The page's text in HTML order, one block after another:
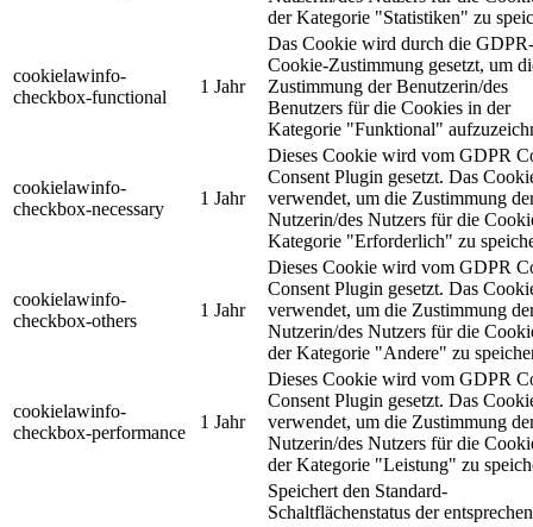
der Kategorie "Statistiken" zu
cookielawinfo-
checkbox-functional
1 Jahr
Das Cookie wird durch die GDPR-
Cookie-Zustimmung gesetzt, um
Zustimmung der Benutzerin/des
Benutzers für die Cookies in der
Kategorie "Funktional"
cookielawinfo-
checkbox-necessary
1 Jahr
Dieses Cookie wird vom GDPR
Consent Plugin gesetzt. Das
verwendet, um die Zustimmung
Nutzerin/des Nutzers für die
Kategorie "Erforderlich" zu
cookielawinfo-
checkbox-others
1 Jahr
Dieses Cookie wird vom GDPR
Consent Plugin gesetzt. Das
verwendet, um die Zustimmung
Nutzerin/des Nutzers für die
der Kategorie "Andere" zu
cookielawinfo-
checkbox-performance
1 Jahr
Dieses Cookie wird vom GDPR
Consent Plugin gesetzt. Das
verwendet, um die Zustimmung
Nutzerin/des Nutzers für die
der Kategorie "Leistung" zu
Speichert den Standard-
Schaltflächenstatus der